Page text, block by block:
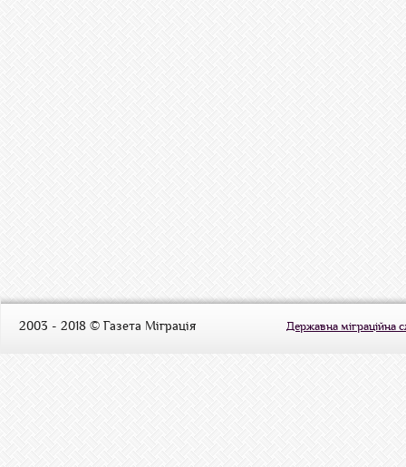
2003 - 2018 © Газета Міграція Державна міграційна